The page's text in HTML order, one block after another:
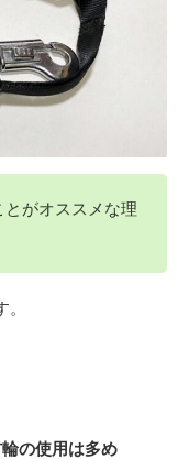
がオススメな理
の使用は多め